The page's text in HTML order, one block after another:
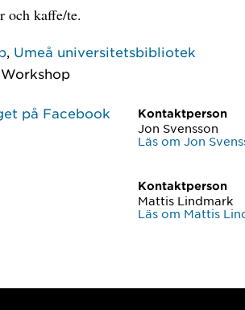
och kaffe/te.
Umeå universitetsbibliotek
Workshop
på Facebook Kontaktperson
Jon Svensson
Läs om Jon
Kontaktperson
Mattis Lindmark
Läs om Mattis